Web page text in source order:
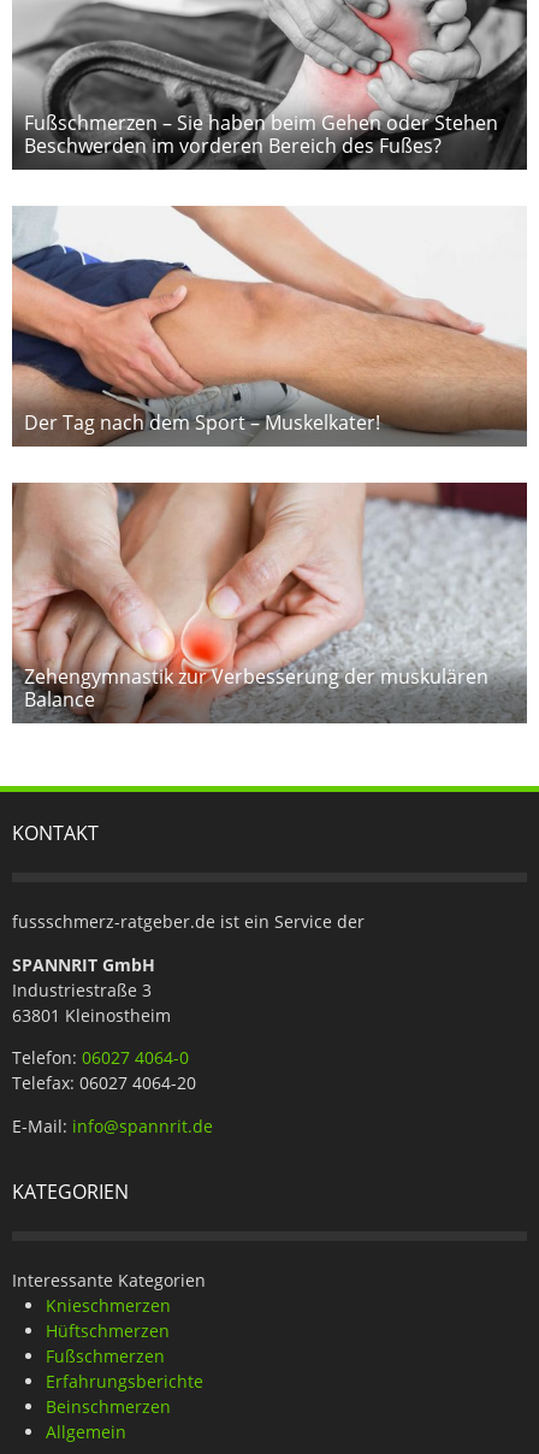
Fußschmerzen – Sie haben beim Gehen oder Stehen
Beschwerden im vorderen Bereich des Fußes?
Der Tag nach dem Sport – Muskelkater!
Zehengymnastik zur Verbesserung der muskulären
Balance
KONTAKT
fussschmerz-ratgeber.de ist ein Service der
SPANNRIT GmbH
Industriestraße 3
63801 Kleinostheim
Telefon: 06027 4064-0
Telefax: 06027 4064-20
E-Mail: info@spannrit.de
KATEGORIEN
Interessante Kategorien
Knieschmerzen
Hüftschmerzen
Fußschmerzen
Erfahrungsberichte
Beinschmerzen
Allgemein